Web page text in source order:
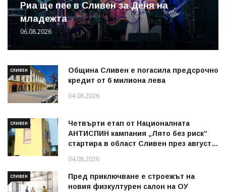
Риа ще пее в Сливен за Деня на
младежта
06.08.2026
СЛИВЕН
Община Сливен е погасила предсрочно
кредит от 6 милиона лева
04.08.2026
СЛИВЕН
Четвърти етап от Националната
АНТИСПИН кампания „Лято без риск“
стартира в област Сливен през август
04.08.2026
СЛИВЕН
Пред приключване е строежът на
новия физкултурен салон на ОУ